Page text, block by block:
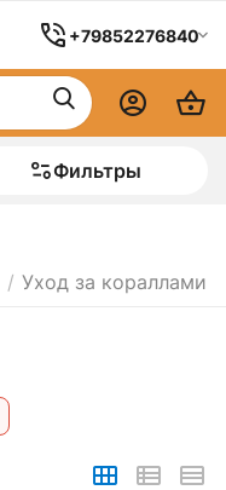
+79852276840
Фильтры
/ Уход за кораллами